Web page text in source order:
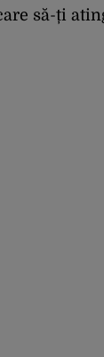
să-ți